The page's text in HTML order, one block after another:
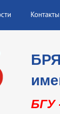
Контакты
БГУ